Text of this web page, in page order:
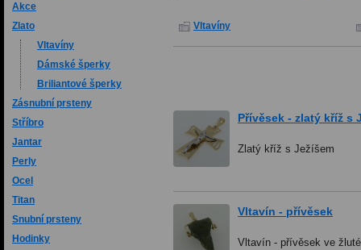
Akce
Zlato
Vltavíny
Dámské šperky
Briliantové šperky
Zásnubní prsteny
Stříbro
Jantar
Perly
Ocel
Titan
Snubní prsteny
Hodinky
Vltavíny
Přívěsek - zlatý kříž s
Zlatý kříž s Ježíšem
Vltavín - přívěsek
Vltavín - přívěsek ve